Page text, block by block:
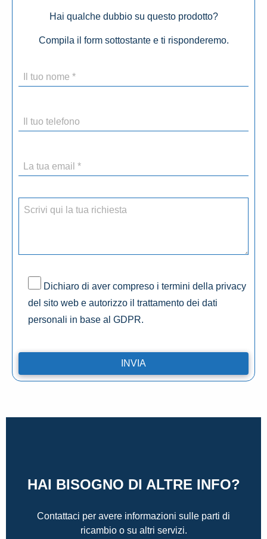
Hai qualche dubbio su questo prodotto?
Compila il form sottostante e ti risponderemo.
Dichiaro di aver compreso i termini della privacy
del sito web e autorizzo il trattamento dei dati
personali in base al GDPR.
HAI BISOGNO DI ALTRE INFO?
Contattaci per avere informazioni sulle parti di
ricambio o su altri servizi.